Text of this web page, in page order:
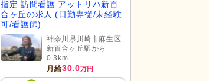
指定 訪問看護 アットリハ新百
合ヶ丘の求人 (日勤専従/未経験
可/看護師)
神奈川県川崎市麻生区
新百合ヶ丘駅から
0.3km
月給30.0万円